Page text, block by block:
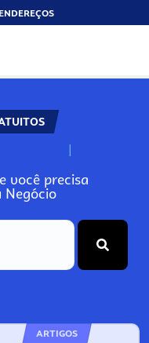
N
você precisa
Negócio
ARTIGOS